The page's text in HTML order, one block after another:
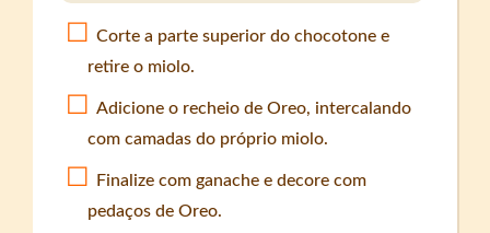
Corte a parte superior do chocotone e
retire o miolo.
Adicione o recheio de Oreo, intercalando
com camadas do próprio miolo.
Finalize com ganache e decore com
pedaços de Oreo.